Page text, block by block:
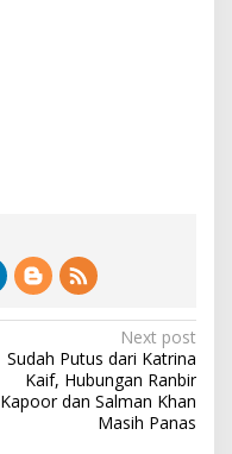
Next post
Sudah Putus dari Katrina
Kaif, Hubungan Ranbir
Kapoor dan Salman Khan
Masih Panas